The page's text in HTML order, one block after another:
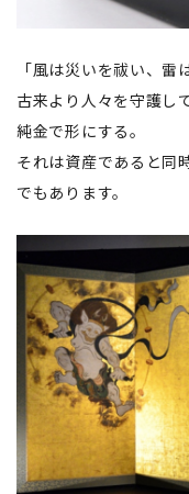
「風は災いを祓い、雷
古来より人々を守護し
純金で形にする。
それは資産であると同
でもあります。